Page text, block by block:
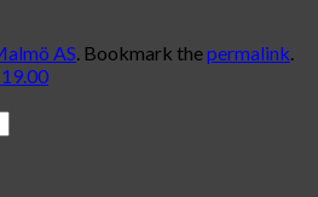
AS. Bookmark thepermalink.